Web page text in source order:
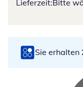
Lieferzeit:Bitte
Sie erhalten